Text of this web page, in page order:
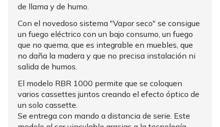
de llama y de humo.
Con el novedoso sistema "Vapor seco" se consigue
un fuego eléctrico con un bajo consumo, un fuego
que no quema, que es integrable en muebles, que
no daña la madera y que no precisa instalación ni
salida de humos.
El modelo RBR 1000 permite que se coloquen
varios cassettes juntos creando el efecto óptico de
un solo cassette.
Se entrega con mando a distancia de serie. Este